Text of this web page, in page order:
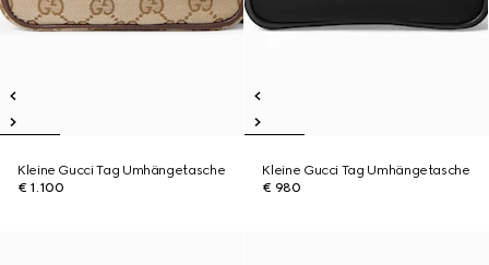
Kleine Gucci Tag Umhängetasche
€ 1.100
Kleine Gucci Tag Umhängetasche
€ 980